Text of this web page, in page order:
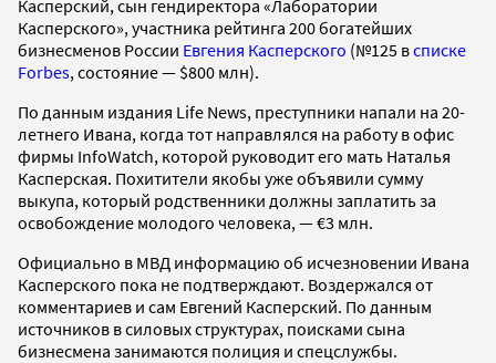
Касперский, сын гендиректора «Лаборатории
Касперского», участника рейтинга 200 богатейших
бизнесменов России Евгения Касперского (№125 всписке
Forbes, состояние — $800 млн).
По данным издания Life News, преступники напали на 20-
летнего Ивана, когда тот направлялся на работу в офис
фирмы InfoWatch, которой руководит его мать Наталья
Касперская. Похитители якобы уже объявили сумму
выкупа, который родственники должны заплатить за
освобождение молодого человека, — €3 млн.
Официально в МВД информацию об исчезновении Ивана
Касперского пока не подтверждают. Воздержался от
комментариев и сам Евгений Касперский. По данным
источников в силовых структурах, поисками сына
бизнесмена занимаются полиция и спецслужбы.